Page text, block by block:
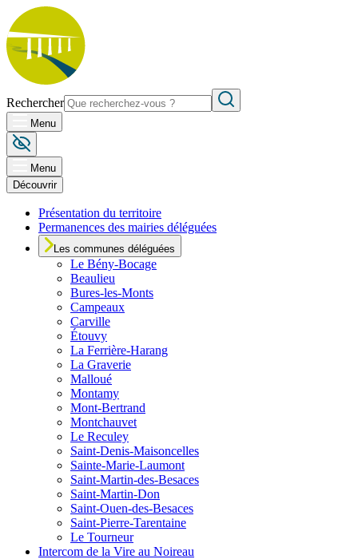
Rechercher
Menu
Menu
Découvrir
Présentation du territoire
Permanences des mairies déléguées
Les communes déléguées
Le Bény-Bocage
Beaulieu
Bures-les-Monts
Campeaux
Carville
Étouvy
La Ferrière-Harang
La Graverie
Malloué
Montamy
Mont-Bertrand
Montchauvet
Le Reculey
Saint-Denis-Maisoncelles
Sainte-Marie-Laumont
Saint-Martin-des-Besaces
Saint-Martin-Don
Saint-Ouen-des-Besaces
Saint-Pierre-Tarentaine
Le Tourneur
Intercom de la Vire au Noireau